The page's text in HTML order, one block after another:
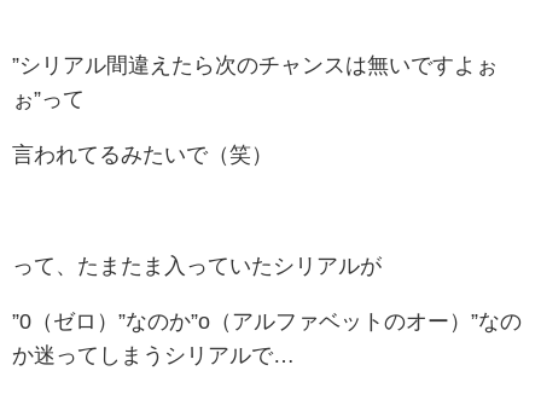
”シリアル間違えたら次のチャンスは無いですよぉ
ぉ”って
言われてるみたいで（笑）
って、たまたま入っていたシリアルが
”0（ゼロ）”なのか”o（アルファベットのオー）”なの
か迷ってしまうシリアルで…